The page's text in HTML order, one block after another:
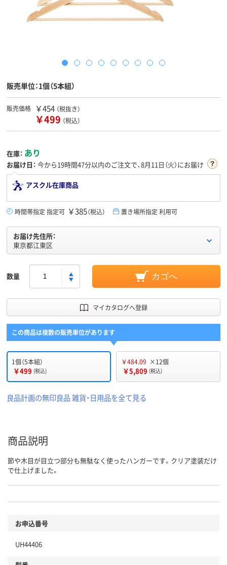
販売単位：1個（5本組）
販売価格 ￥454 （税抜き）
￥499 （税込）
在庫： あり
お届け日： 今から19時間47分以内のご注文で、8月11日（火）にお届け
アスクル在庫商品
時間帯指定 指定可 ￥385（税込） 置き場所指定 利用可
お届け先住所：
東京都江東区
数量 カゴへ
マイカタログへ登録
この商品は複数の販売単位があります
1個（5本組）
￥499 (税込)
￥484.09 ×12個
￥5,809 (税込)
良品計画の無印良品 雑貨・日用品を全て見る
商品説明
節や木目が目立つ部分も無駄なく使ったハンガーです。クリア塗装だけ
で仕上げました。
お申込番号
UH44406